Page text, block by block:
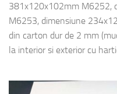
381x120x102mm M6252,
M6253, dimensiune
din carton dur de 2 mm
la interior si exterior cu